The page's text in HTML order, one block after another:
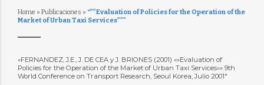
Home » Publicaciones » “””Evaluation of Policies for the Operation of the
Market of Urban Taxi Services”””
«FERNANDEZ, J.E., J. DE CEA y J. BRIONES (2001) «»Evaluation of
Policies for the Operation of the Market of Urban Taxi Services»» 9th
World Conference on Transport Research, Seoul Korea, Julio 2001″